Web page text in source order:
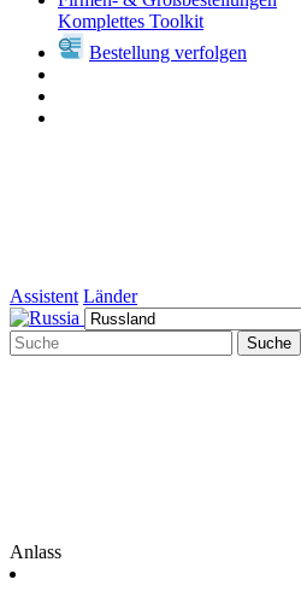
Komplettes Toolkit
Bestellung verfolgen
Assistent Länder
Suche
Anlass